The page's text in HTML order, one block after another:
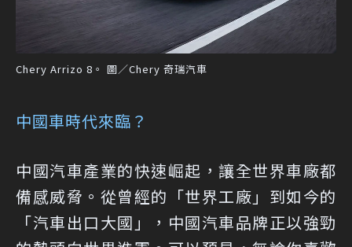
Chery Arrizo 8。 圖／Chery 奇瑞汽車
中國車時代來臨？
中國汽車產業的快速崛起，讓全世界車廠都
備感威脅。從曾經的「世界工廠」到如今的
「汽車出口大國」，中國汽車品牌正以強勁